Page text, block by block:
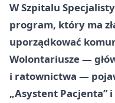
W Szpitalu
program, który ma
uporządkować
Wolontariusze —
i ratownictwa —
„Asystent Pacjenta”